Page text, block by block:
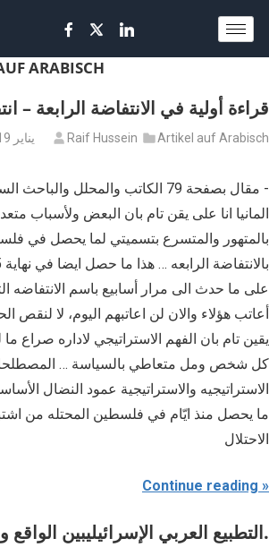
ARABISCH
قراءة أولية في الانتفاضة الرابعة –
14. يناير 2019 Raif Hussein Artikel auf Arabisch
مقال بصفحة 79 الكاتب والمحلل
المانيا انا على يقن تام بان البعض ولأسباب
بالمتهور والمتسرع بتسميتي لما يحصل في
على ما حدث الى مرار أسابيع باسم الانتفاضه
أعاتب هؤلاء والان لن اعاتبهم اليوم، لا لنقص
يقين تام بان الفهم الاستراتيجي لاداره صراع
كل شخص ومل متعاطي بالسياسة …
الاستراتيجيه والاستراتيجية عمود النضال
ما يحصل منذ ايّام في فلسطين المحتله من
الاحتلال
Continue reading
التطبيع العربي الإسرائيليبين الواقع والتمني.